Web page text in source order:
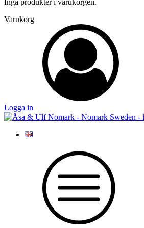
Varukorg
Logga in